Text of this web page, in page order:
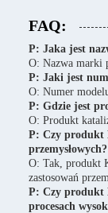
FAQ:
P: Jaka jest
O: Nazwa marki
P: Jaki jest
O: Numer
P: Gdzie jest
O: Produkt
P: Czy produkt
przemysłowych?
O: Tak, produkt
zastosowań
P: Czy produkt
procesach